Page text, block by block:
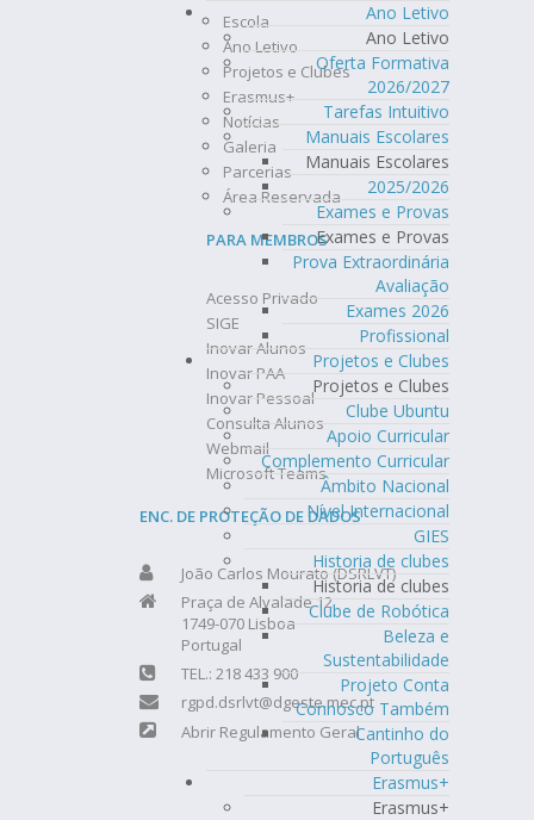
Ano Letivo
Ano Letivo
Oferta Formativa
2026/2027
Tarefas Intuitivo
Manuais Escolares
Manuais Escolares
2025/2026
Exames e Provas
Exames e Provas
Prova Extraordinária
Avaliação
Exames 2026
Profissional
Projetos e Clubes
Projetos e Clubes
Clube Ubuntu
Apoio Curricular
Complemento Curricular
Âmbito Nacional
Nível Internacional
GIES
Historia de clubes
Historia de clubes
Clube de Robótica
Beleza e
Sustentabilidade
Projeto Conta
Connosco Também
Cantinho do
Português
Erasmus+
Erasmus+
Escola
Ano Letivo
Projetos e Clubes
Erasmus+
Notícias
Galeria
Parcerias
Área Reservada
PARA MEMBROS
Acesso Privado
SIGE
Inovar Alunos
Inovar PAA
Inovar Pessoal
Consulta Alunos
Webmail
Microsoft Teams
ENC. DE PROTEÇÃO DE DADOS
João Carlos Mourato (DSRLVT)
Praça de Alvalade 12
1749-070 Lisboa
Portugal
TEL.: 218 433 900
rgpd.dsrlvt@dgeste.mec.pt
Abrir Regulamento Geral